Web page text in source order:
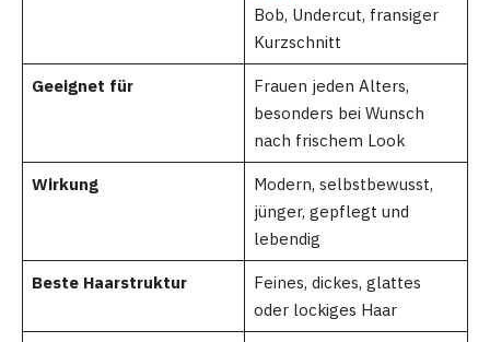
Bob, Undercut, fransiger
Kurzschnitt
Geeignet für
Frauen jeden Alters,
besonders bei Wunsch
nach frischem Look
Wirkung
Modern, selbstbewusst,
jünger, gepflegt und
lebendig
Beste Haarstruktur
Feines, dickes, glattes
oder lockiges Haar